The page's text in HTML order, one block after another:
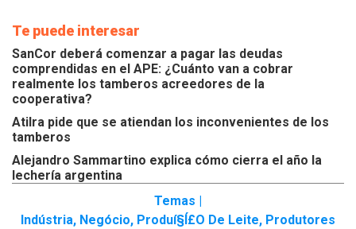
Te puede interesar
SanCor deberá comenzar a pagar las deudas
comprendidas en el APE: ¿Cuánto van a cobrar
realmente los tamberos acreedores de la
cooperativa?
Atilra pide que se atiendan los inconvenientes de los
tamberos
Alejandro Sammartino explica cómo cierra el año la
lechería argentina
Temas |
Indústria, Negócio, Produí§í£o De Leite, Produtores